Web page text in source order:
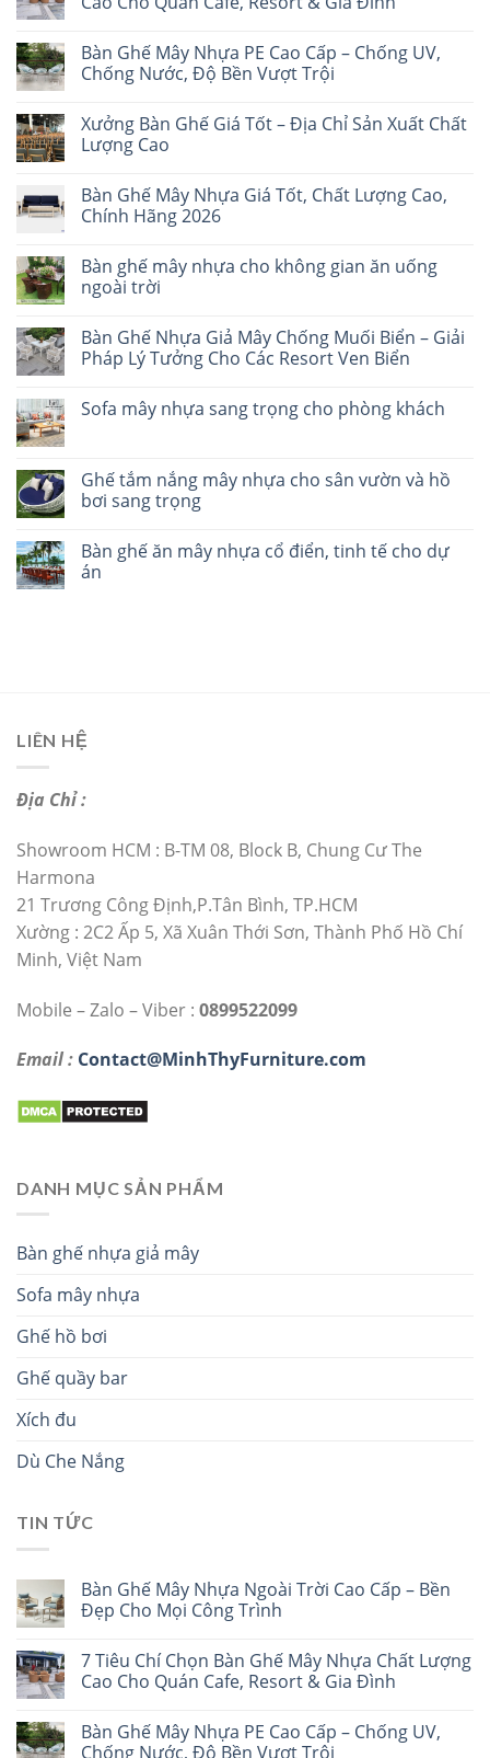
Bàn Ghế Mây Nhựa PE Cao Cấp – Chống UV,
Chống Nước, Độ Bền Vượt Trội
Xưởng Bàn Ghế Giá Tốt – Địa Chỉ Sản Xuất Chất
Lượng Cao
Bàn Ghế Mây Nhựa Giá Tốt, Chất Lượng Cao,
Chính Hãng 2026
Bàn ghế mây nhựa cho không gian ăn uống
ngoài trời
Bàn Ghế Nhựa Giả Mây Chống Muối Biển – Giải
Pháp Lý Tưởng Cho Các Resort Ven Biển
Sofa mây nhựa sang trọng cho phòng khách
Ghế tắm nắng mây nhựa cho sân vườn và hồ
bơi sang trọng
Bàn ghế ăn mây nhựa cổ điển, tinh tế cho dự
án
LIÊN HỆ
Địa Chỉ :
Showroom HCM : B-TM 08, Block B, Chung Cư The
Harmona
21 Trương Công Định,P.Tân Bình, TP.HCM
Xường : 2C2 Ấp 5, Xã Xuân Thới Sơn, Thành Phố Hồ Chí
Minh, Việt Nam
Mobile – Zalo – Viber : 0899522099
Email : Contact@MinhThyFurniture.com
DANH MỤC SẢN PHẨM
Bàn ghế nhựa giả mây
Sofa mây nhựa
Ghế hồ bơi
Ghế quầy bar
Xích đu
Dù Che Nắng
TIN TỨC
Bàn Ghế Mây Nhựa Ngoài Trời Cao Cấp – Bền
Đẹp Cho Mọi Công Trình
7 Tiêu Chí Chọn Bàn Ghế Mây Nhựa Chất Lượng
Cao Cho Quán Cafe, Resort & Gia Đình
Bàn Ghế Mây Nhựa PE Cao Cấp – Chống UV,
Chống Nước, Độ Bền Vượt Trội